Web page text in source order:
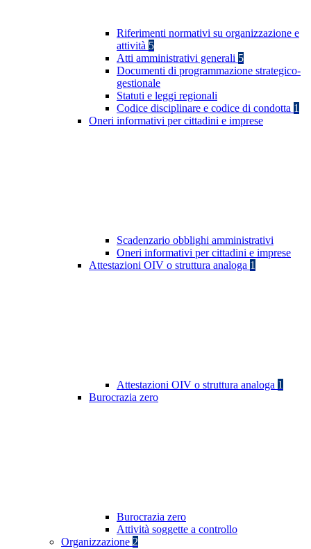
Riferimenti normativi su organizzazione e
attività 5
Atti amministrativi generali 5
Documenti di programmazione strategico-
gestionale
Statuti e leggi regionali
Codice disciplinare e codice di condotta 1
Oneri informativi per cittadini e imprese
Scadenzario obblighi amministrativi
Oneri informativi per cittadini e imprese
Attestazioni OIV o struttura analoga 1
Attestazioni OIV o struttura analoga 1
Burocrazia zero
Burocrazia zero
Attività soggette a controllo
Organizzazione 2